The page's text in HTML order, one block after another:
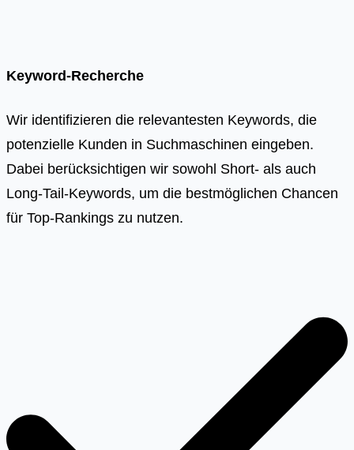
Keyword-Recherche
Wir identifizieren die relevantesten Keywords, die
potenzielle Kunden in Suchmaschinen eingeben.
Dabei berücksichtigen wir sowohl Short- als auch
Long-Tail-Keywords, um die bestmöglichen Chancen
für Top-Rankings zu nutzen.